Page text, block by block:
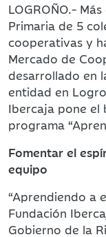
LOGROÑO.-
Primaria de 5
cooperativas y
Mercado de
desarrollado en
entidad en
Ibercaja pone el
programa
Fomentar el
equipo
“Aprendiendo a
Fundación
Gobierno de la